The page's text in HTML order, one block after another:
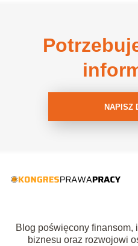
NAPISZ
Blog poświęcony
biznesu oraz rozwojowi